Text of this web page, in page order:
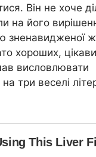
Він не хоче
на його
зненавидженої
хороших,
висловлювати
три веселі